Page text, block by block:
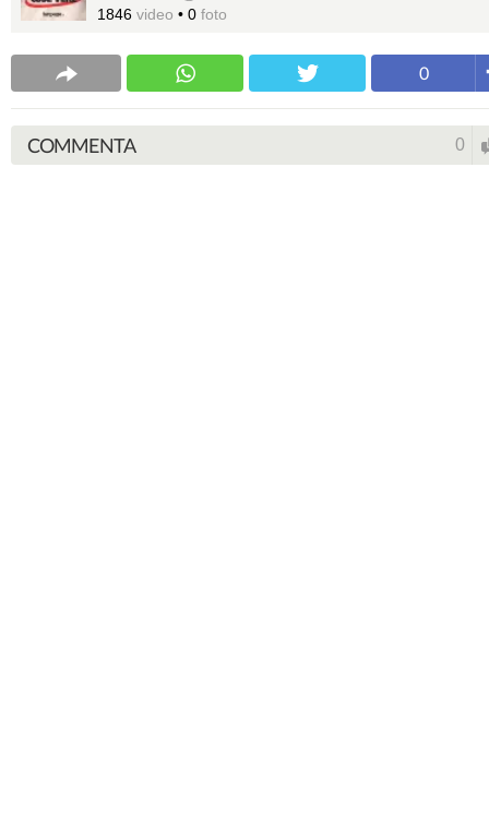
1846 video • 0 foto
0
COMMENTA 0